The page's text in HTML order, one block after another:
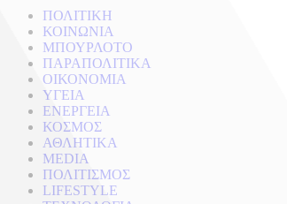
ΠΟΛΙΤΙΚΗ
ΚΟΙΝΩΝΙΑ
ΜΠΟΥΡΛΟΤΟ
ΠΑΡΑΠΟΛΙΤΙΚΑ
ΟΙΚΟΝΟΜΙΑ
ΥΓΕΙΑ
ΕΝΕΡΓΕΙΑ
ΚΟΣΜΟΣ
ΑΘΛΗΤΙΚΑ
MEDIA
ΠΟΛΙΤΙΣΜΟΣ
LIFESTYLE